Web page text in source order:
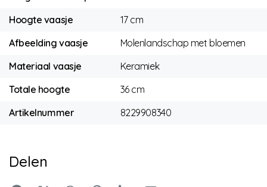
Hoogte vaasje
17 cm
Afbeelding vaasje
Molenlandschap met bloemen
Materiaal vaasje
Keramiek
Totale hoogte
36 cm
Artikelnummer
8229908340
Delen